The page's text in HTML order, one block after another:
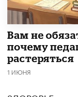
​Вам не
почему
растеряться
1 ИЮНЯ